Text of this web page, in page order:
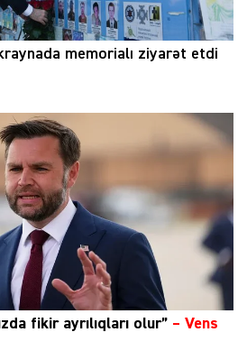
memorialı ziyarət etdi
fikir ayrılıqları olur” – Vens